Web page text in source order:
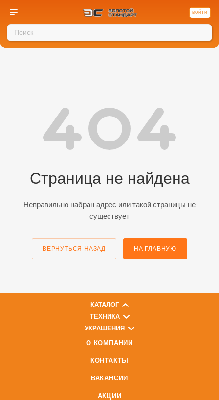
ВОЙТИ
Страница не найдена
Неправильно набран адрес или такой страницы не
существует
ВЕРНУТЬСЯ НАЗАД НА ГЛАВНУЮ
КАТАЛОГ
ТЕХНИКА
УКРАШЕНИЯ
О КОМПАНИИ
КОНТАКТЫ
ВАКАНСИИ
АКЦИИ